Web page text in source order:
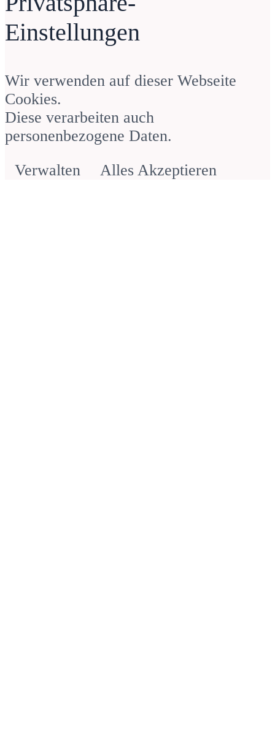
Webdesign für Unternehmerinnen
Einstellungen
Wir verwenden auf dieser Webseite
Cookies.
Diese verarbeiten auch
personenbezogene Daten.
Verwalten
Alles Akzeptieren